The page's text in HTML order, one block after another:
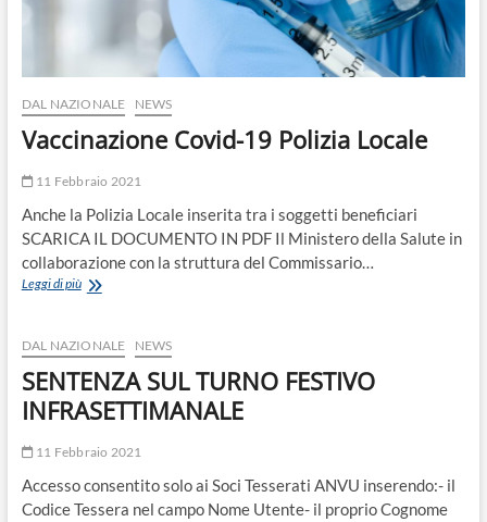
DAL NAZIONALE NEWS
Vaccinazione Covid-19 Polizia Locale
11 Febbraio 2021
Anche la Polizia Locale inserita tra i soggetti beneficiari
SCARICA IL DOCUMENTO IN PDF Il Ministero della Salute in
collaborazione con la struttura del Commissario…
Leggi di piùVaccinazione
Polizia
Locale
DAL NAZIONALE NEWS
SENTENZA SUL TURNO FESTIVO
INFRASETTIMANALE
11 Febbraio 2021
Accesso consentito solo ai Soci Tesserati ANVU inserendo:- il
Codice Tessera nel campo Nome Utente- il proprio Cognome